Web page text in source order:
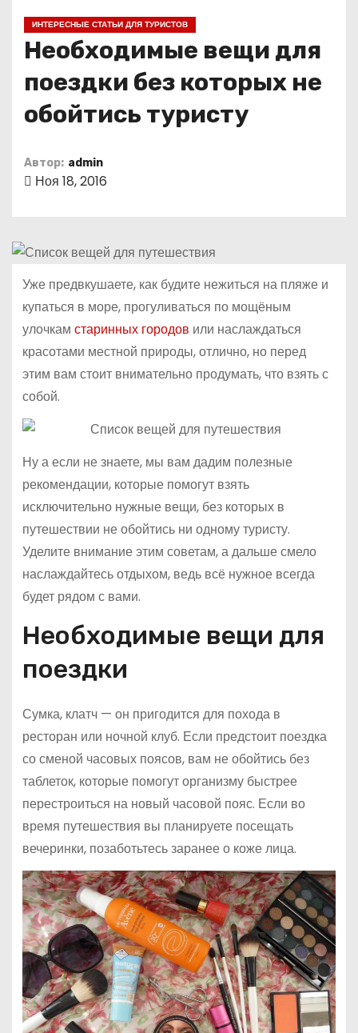
ИНТЕРЕСНЫЕ СТАТЬИ ДЛЯ ТУРИСТОВ
Необходимые вещи для
поездки без которых не
обойтись туристу
Автор: admin
Ноя 18, 2016
Уже предвкушаете, как будите нежиться на пляже и
купаться в море, прогуливаться по мощёным
улочкам старинных городов или наслаждаться
красотами местной природы, отлично, но перед
этим вам стоит внимательно продумать, что взять с
собой.
Ну а если не знаете, мы вам дадим полезные
рекомендации, которые помогут взять
исключительно нужные вещи, без которых в
путешествии не обойтись ни одному туристу.
Уделите внимание этим советам, а дальше смело
наслаждайтесь отдыхом, ведь всё нужное всегда
будет рядом с вами.
Необходимые вещи для
поездки
Сумка, клатч — он пригодится для похода в
ресторан или ночной клуб. Если предстоит поездка
со сменой часовых поясов, вам не обойтись без
таблеток, которые помогут организму быстрее
перестроиться на новый часовой пояс. Если во
время путешествия вы планируете посещать
вечеринки, позаботьтесь заранее о коже лица.